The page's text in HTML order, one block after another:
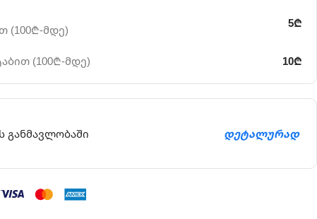
(100₾-მდე)
(100₾-მდე)
5₾
10₾
განმავლობაში დეტალურად